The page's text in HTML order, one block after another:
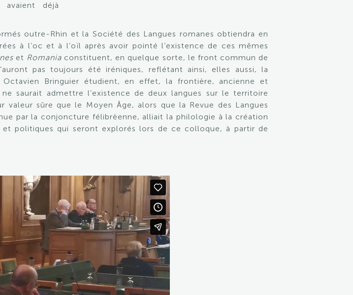
déjà
outre-Rhin et la Société des Langues romanes obtiendra en
à l’oc et à l’oïl après avoir pointé l’existence de ces mêmes
et Romania constituent, en quelque sorte, le front commun de
pas toujours été iréniques, reflétant ainsi, elles aussi, la
Bringuier étudient, en effet, la frontière, ancienne et
saurait admettre l’existence de deux langues sur le territoire
valeur sûre que le Moyen Âge, alors que la Revue des Langues
par la conjoncture félibrèenne, alliait la philologie à la création
politiques qui seront explorés lors de ce colloque, à partir de